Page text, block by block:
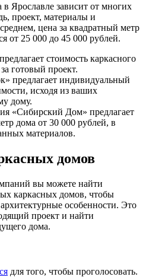
Ярославле зависит от многих
проект, материалы и
цена за квадратный метр
от 25 000 до 45 000 рублей.
стоимость каркасного
готовый проект.
предлагает индивидуальный
исходя из ваших
дому.
«Сибирский Дом» предлагает
дома от 30 000 рублей, в
материалов.
домов
вы можете найти
каркасных домов, чтобы
особенности. Это
проект и найти
дома.
для того, чтобы проголосовать.